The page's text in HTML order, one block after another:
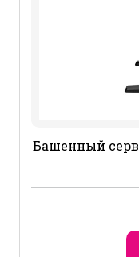
Башенный